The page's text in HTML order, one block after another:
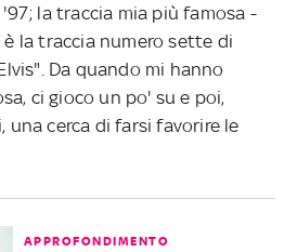
la traccia mia più famosa -
la traccia numero sette di
Da quando mi hanno
ci gioco un po' su e poi,
una cerca di farsi favorire le
APPROFONDIMENTO